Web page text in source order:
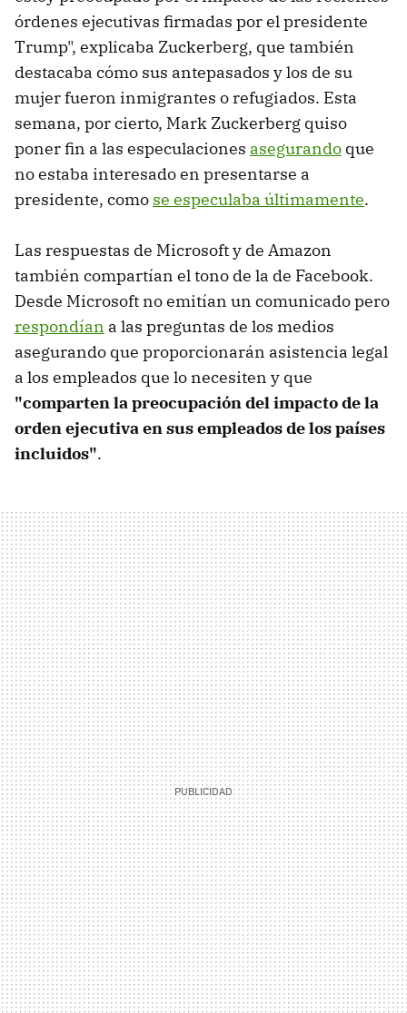
órdenes ejecutivas firmadas por el presidente
Trump", explicaba Zuckerberg, que también
destacaba cómo sus antepasados y los de su
mujer fueron inmigrantes o refugiados. Esta
semana, por cierto, Mark Zuckerberg quiso
poner fin a las especulaciones asegurando que
no estaba interesado en presentarse a
presidente, como se especulaba últimamente.
Las respuestas de Microsoft y de Amazon
también compartían el tono de la de Facebook.
Desde Microsoft no emitían un comunicado pero
respondían a las preguntas de los medios
asegurando que proporcionarán asistencia legal
a los empleados que lo necesiten y que
"comparten la preocupación del impacto de la
orden ejecutiva en sus empleados de los países
incluidos".